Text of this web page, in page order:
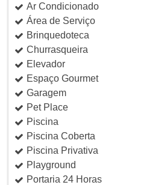
Ar Condicionado
Área de Serviço
Brinquedoteca
Churrasqueira
Elevador
Espaço Gourmet
Garagem
Pet Place
Piscina
Piscina Coberta
Piscina Privativa
Playground
Portaria 24 Horas